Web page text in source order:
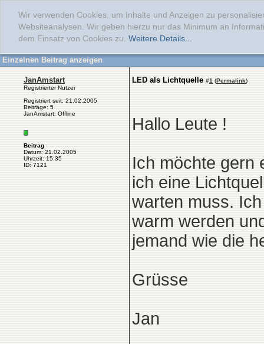
Wir verwenden Cookies, um Inhalte und Anzeigen zu
Websiteanalysen. Wir geben hierzu nur das Minimum an
dem Einsatz von Cookies zu. Weitere Details...
Einzelnen Beitrag anzeigen
JanAmstart
Registrierter Nutzer
Registriert seit: 21.02.2005
Beiträge: 5
JanAmstart: Offline
Beitrag
Datum: 21.02.2005
Uhrzeit: 15:35
ID: 7121
LED als Lichtquelle #1 (Permalink)
Hallo Leute !
Ich möchte gern
ich eine
warten muss.
warm werden
jemand wie die
Grüsse
Jan